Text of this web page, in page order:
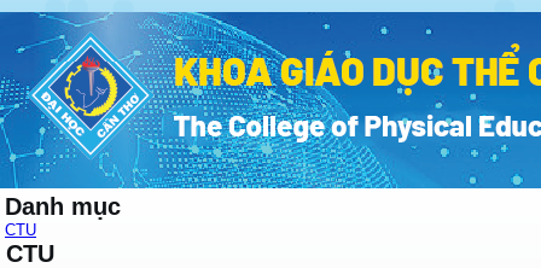
Danh mục
CTU
CTU